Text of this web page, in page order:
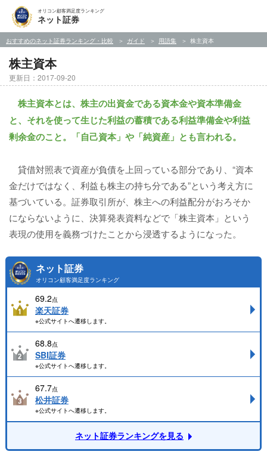
オリコン顧客満足度ランキング
ネット証券
おすすめのネット証券ランキング・比較 ガイド 用語集 株主資本
株主資本
更新日：2017-09-20
株主資本とは、株主の出資金である資本金や資本準備金
と、それを使って生じた利益の蓄積である利益準備金や利益
剰余金のこと。「自己資本」や「純資産」とも言われる。
貸借対照表で資産が負債を上回っている部分であり、“資本
金だけではなく、利益も株主の持ち分である”という考え方に
基づいている。証券取引所が、株主への利益配分がおろそか
にならないように、決算発表資料などで「株主資本」という
表現の使用を義務づけたことから浸透するようになった。
ネット証券
オリコン顧客満足度ランキング
69.2点
楽天証券
※公式サイトへ遷移します。
68.8点
SBI証券
※公式サイトへ遷移します。
67.7点
松井証券
※公式サイトへ遷移します。
ネット証券ランキングを見る